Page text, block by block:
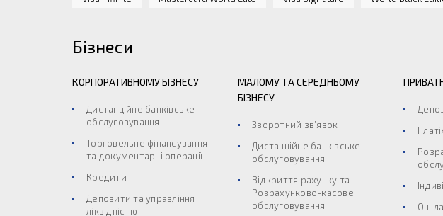
Бізнеси
КОРПОРАТИВНОМУ БІЗНЕСУ
Дистанційне банківське
обслуговування
Торговельне фінансування
та документарні операції
Кредити
Депозити та управління
ліквідністю
МАЛОМУ ТА СЕРЕДНЬОМУ
БІЗНЕСУ
Зворотний зв’язок
Дистанційне банківське
обслуговування
Відкриття рахунку та
Розрахунково-касове
обслуговування
Он-